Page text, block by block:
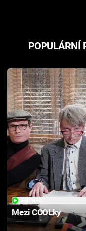
POPULÁRNÍ
Mezi COOLky